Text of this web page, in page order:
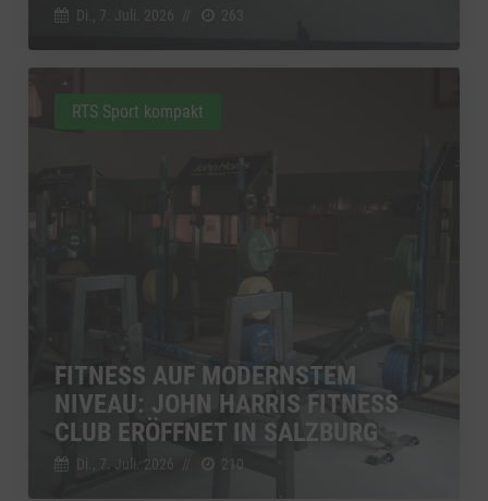
Di., 7. Juli. 2026
FITNESS AUF MODERNSTEM
NIVEAU: JOHN HARRIS FITNESS
CLUB ERÖFFNET IN SALZBURG
Di., 7. Juli. 2026 210
RTS Sport kompakt